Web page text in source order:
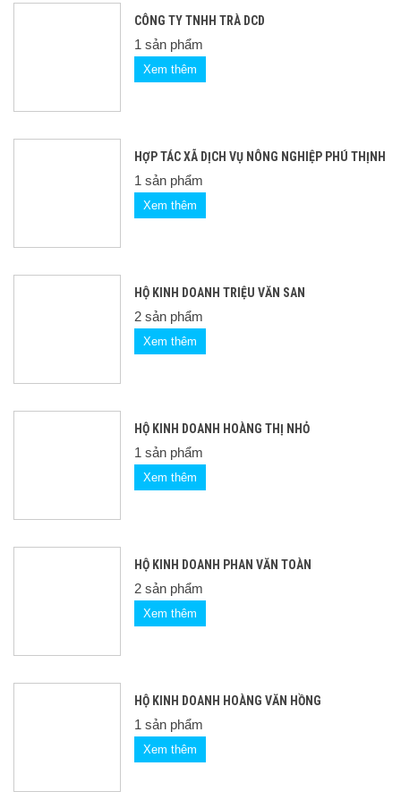
CÔNG TY TNHH TRÀ DCD
1 sản phẩm
Xem thêm
HỢP TÁC XÃ DỊCH VỤ NÔNG NGHIỆP PHÚ THỊNH
1 sản phẩm
Xem thêm
HỘ KINH DOANH TRIỆU VĂN SAN
2 sản phẩm
Xem thêm
HỘ KINH DOANH HOÀNG THỊ NHỎ
1 sản phẩm
Xem thêm
HỘ KINH DOANH PHAN VĂN TOÀN
2 sản phẩm
Xem thêm
HỘ KINH DOANH HOÀNG VĂN HỒNG
1 sản phẩm
Xem thêm